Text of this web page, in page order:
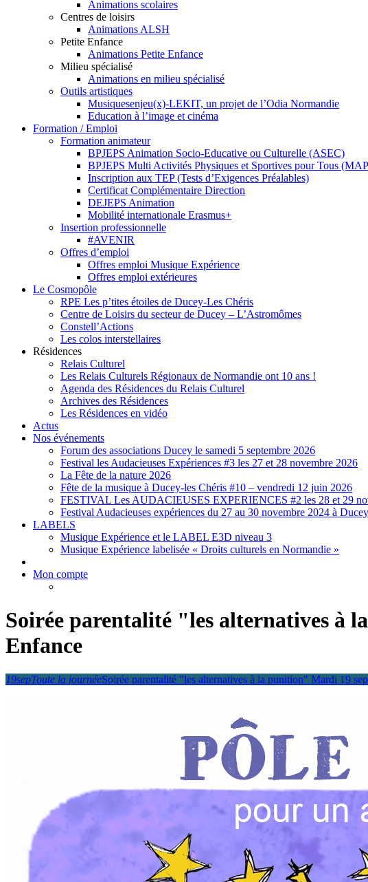
Animations scolaires
Centres de loisirs
Animations ALSH
Petite Enfance
Animations Petite Enfance
Milieu spécialisé
Animations en milieu spécialisé
Outils artistiques
Musiquesenjeu(x)-LEKIT, un projet de l’Odia Normandie
Education à l’image et cinéma
Formation / Emploi
Formation animateur
BPJEPS Animation Socio-Educative ou Culturelle (ASEC)
BPJEPS Multi Activités Physiques et Sportives pour Tous
Inscription aux TEP (Tests d’Exigences Préalables)
Certificat Complémentaire Direction
DEJEPS Animation
Mobilité internationale Erasmus+
Insertion professionnelle
#AVENIR
Offres d’emploi
Offres emploi Musique Expérience
Offres emploi extérieures
Le Cosmopôle
RPE Les p’tites étoiles de Ducey-Les Chéris
Centre de Loisirs du secteur de Ducey – L’Astromômes
Constell’Actions
Les colos interstellaires
Résidences
Relais Culturel
Les Relais Culturels Régionaux de Normandie ont 10 ans !
Agenda des Résidences du Relais Culturel
Archives des Résidences
Les Résidences en vidéo
Actus
Nos événements
Forum des associations Ducey le samedi 5 septembre 2026
Festival les Audacieuses Expériences #3 les 27 et 28 novembre 2026
La Fête de la nature 2026
Fête de la musique à Ducey-les Chéris #10 – vendredi 12 juin 2026
FESTIVAL Les AUDACIEUSES EXPERIENCES #2 les 28 et 29
Festival Audacieuses expériences du 27 au 30 novembre 2024 à Ducey
LABELS
Musique Expérience et le LABEL E3D niveau 3
Musique Expérience labelisée « Droits culturels en Normandie »
Mon compte
Soirée parentalité "les alternatives à
Enfance
19sepToute la journéeSoirée parentalité "les alternatives à la punition" Mardi 19